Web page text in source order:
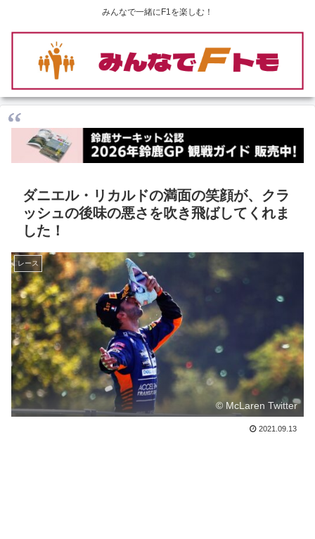
みんなで一緒にF1を楽しむ！
ダニエル・リカルドの満面の笑顔が、クラ
ッシュの後味の悪さを吹き飛ばしてくれま
した！
レース
© McLaren Twitter
2021.09.13